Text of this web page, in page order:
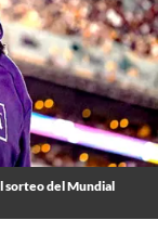
sorteo del Mundial